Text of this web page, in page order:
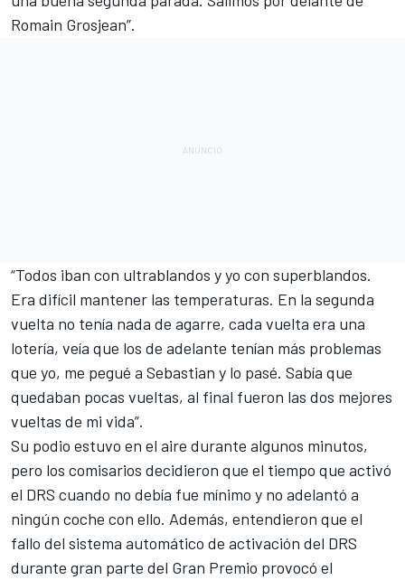
Romain Grosjean”.
“Todos iban con ultrablandos y yo con superblandos.
Era difícil mantener las temperaturas. En la segunda
vuelta no tenía nada de agarre, cada vuelta era una
lotería, veía que los de adelante tenían más problemas
que yo, me pegué a Sebastian y lo pasé. Sabía que
quedaban pocas vueltas, al final fueron las dos mejores
vueltas de mi vida”.
Su podio estuvo en el aire durante algunos minutos,
pero los comisarios decidieron que el tiempo que activó
el DRS cuando no debía fue mínimo y no adelantó a
ningún coche con ello. Además, entendieron que el
fallo del sistema automático de activación del DRS
durante gran parte del Gran Premio provocó el